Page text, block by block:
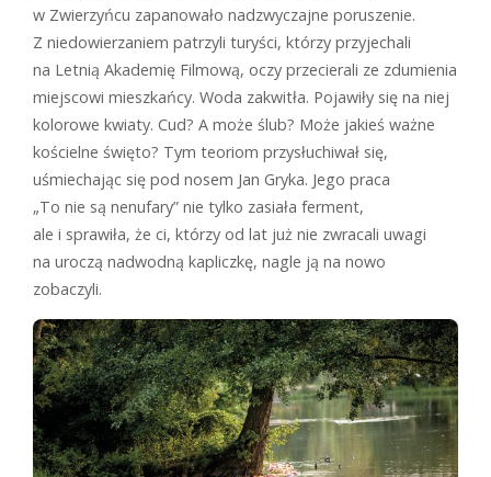
w Zwierzyńcu zapanowało nadzwyczajne poruszenie.
Z niedowierzaniem patrzyli turyści, którzy przyjechali
na Letnią Akademię Filmową, oczy przecierali ze zdumienia
miejscowi mieszkańcy. Woda zakwitła. Pojawiły się na niej
kolorowe kwiaty. Cud? A może ślub? Może jakieś ważne
kościelne święto? Tym teoriom przysłuchiwał się,
uśmiechając się pod nosem Jan Gryka. Jego praca
„To nie są nenufary” nie tylko zasiała ferment,
ale i sprawiła, że ci, którzy od lat już nie zwracali uwagi
na uroczą nadwodną kapliczkę, nagle ją na nowo
zobaczyli.